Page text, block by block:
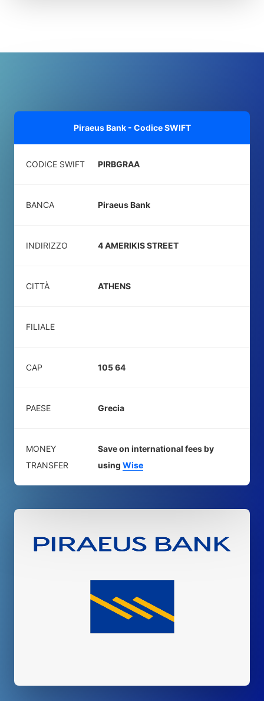
Piraeus Bank - Codice SWIFT
CODICE SWIFT PIRBGRAA
BANCA Piraeus Bank
INDIRIZZO 4 AMERIKIS STREET
CITTÀ ATHENS
FILIALE
CAP 105 64
PAESE Grecia
MONEY
TRANSFER
Save on international fees by
using Wise